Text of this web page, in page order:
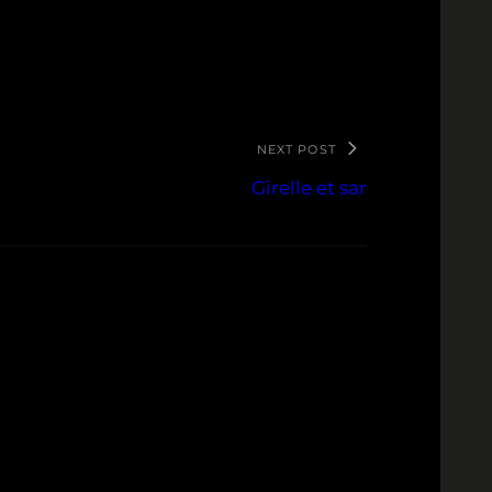
NEXT POST
Girelle et sar